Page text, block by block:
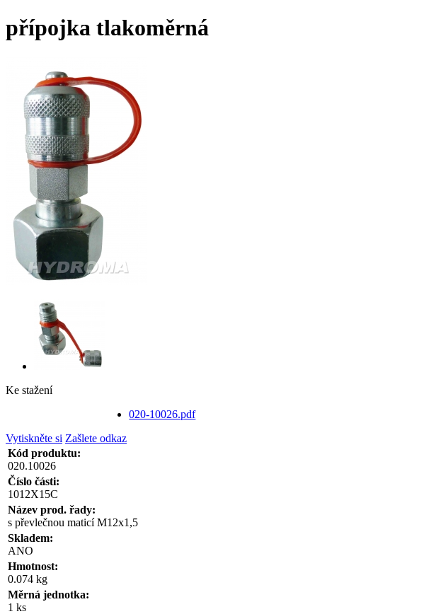
přípojka tlakoměrná
Ke stažení
020-10026.pdf
Vytiskněte si Zašlete odkaz
Kód produktu:
020.10026
Číslo části:
1012X15C
Název prod. řady:
s převlečnou maticí M12x1,5
Skladem:
ANO
Hmotnost:
0.074 kg
Měrná jednotka:
1 ks